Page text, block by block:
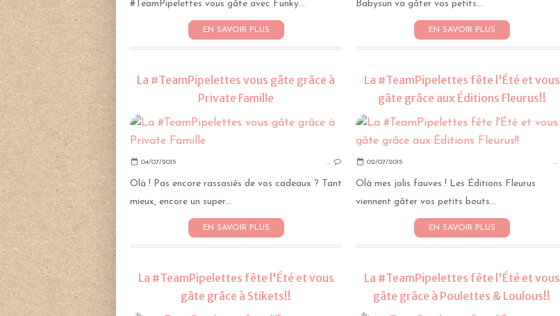
#TeamPipelettes vous gâte avec Funky...
EN SAVOIR PLUS
Babysun va gâter vos petits...
EN SAVOIR PLUS
La #TeamPipelettes vous gâte grâce à
Private Famille
TIRAGES AU SORT
TEAMPIPELETTES
04/07/2015 …
Olà ! Pas encore rassasiés de vos cadeaux ? Tant
mieux, encore un super...
EN SAVOIR PLUS
La #TeamPipelettes fête l'Été et vous
gâte grâce aux Éditions Fleurus!!
02/07/2015 …
Olà mes jolis fauves ! Les Éditions Fleurus
viennent gâter vos petits bouts...
EN SAVOIR PLUS
La #TeamPipelettes fête l'Été et vous
gâte grâce à Stikets!!
La #TeamPipelettes fête l'Été et vous
gâte grâce à Poulettes & Loulous!!